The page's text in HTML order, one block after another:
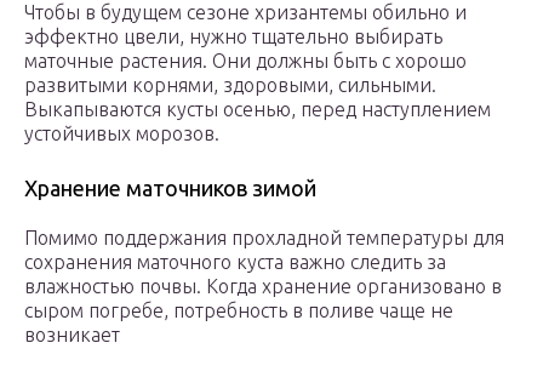
Чтобы в будущем сезоне хризантемы обильно и
эффектно цвели, нужно тщательно выбирать
маточные растения. Они должны быть с хорошо
развитыми корнями, здоровыми, сильными.
Выкапываются кусты осенью, перед наступлением
устойчивых морозов.
Хранение маточников зимой
Помимо поддержания прохладной температуры для
сохранения маточного куста важно следить за
влажностью почвы. Когда хранение организовано в
сыром погребе, потребность в поливе чаще не
возникает